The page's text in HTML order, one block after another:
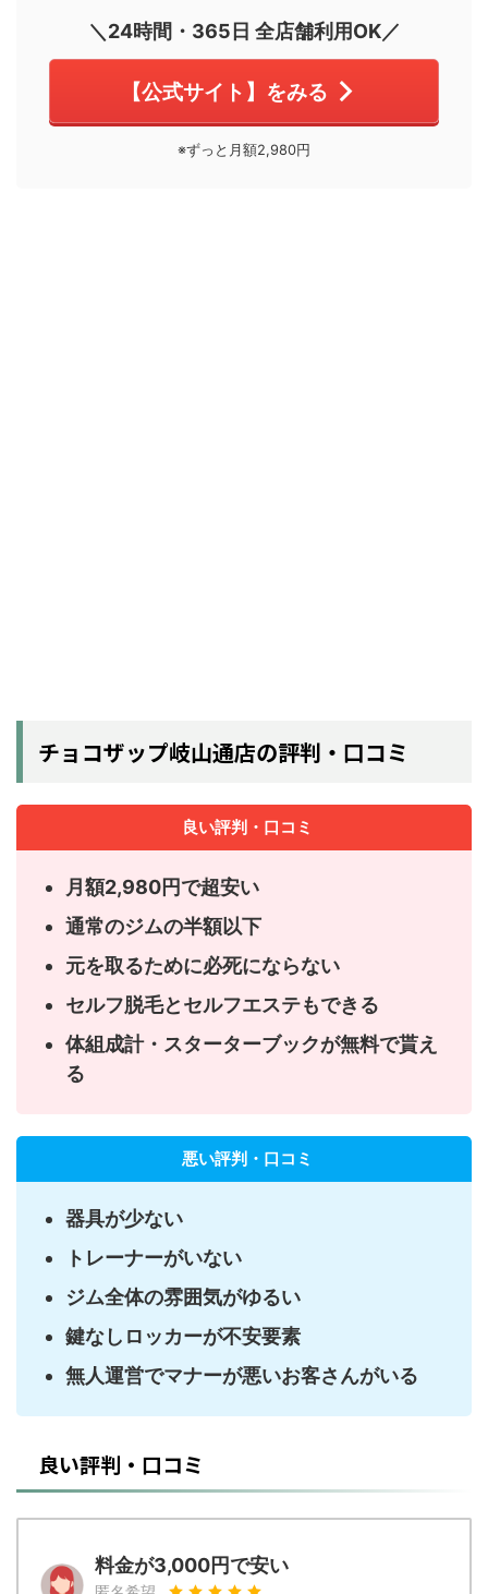
＼24時間・365日 全店舗利用OK／
【公式サイト】をみる
※ずっと月額2,980円
チョコザップ岐山通店の評判・口コミ
良い評判・口コミ
月額2,980円で超安い
通常のジムの半額以下
元を取るために必死にならない
セルフ脱毛とセルフエステもできる
体組成計・スターターブックが無料で貰え
る
悪い評判・口コミ
器具が少ない
トレーナーがいない
ジム全体の雰囲気がゆるい
鍵なしロッカーが不安要素
無人運営でマナーが悪いお客さんがいる
良い評判・口コミ
料金が3,000円で安い